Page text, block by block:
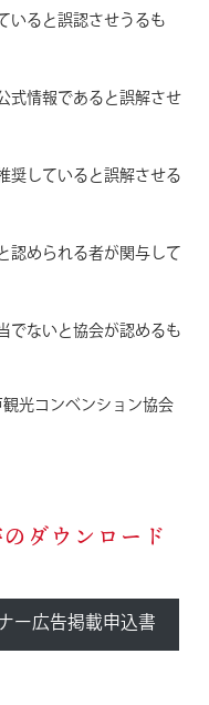
いると誤認させうるも
式情報であると誤解させ
奨していると誤解させる
認められる者が関与して
でないと協会が認めるも
光コンベンション協会
ダウンロード
ー広告掲載申込書